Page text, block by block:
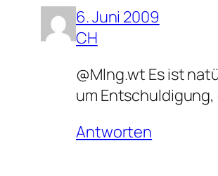
6. Juni 2009
CH
@Mlng.wt Es ist
um
Antworten